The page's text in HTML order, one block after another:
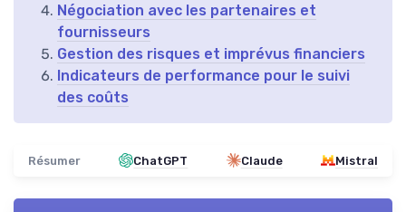
Négociation avec les partenaires et
fournisseurs
Gestion des risques et imprévus financiers
Indicateurs de performance pour le suivi
des coûts
Résumer ChatGPT Claude Mistral